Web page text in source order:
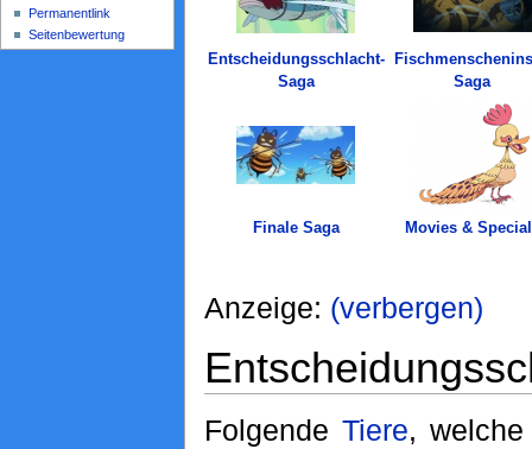
Entscheidungsschlacht-
Saga
Saga
Finale Saga Movies &
Anzeige: (verbergen)
FolgendeTiere,
Permanentlink
Seitenbewertung